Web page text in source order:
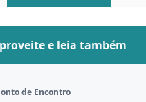
e leia também
de Encontro